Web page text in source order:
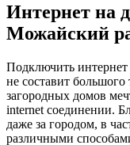
Интернет на
Можайский
Подключить
не составит
загородных домов
internet соединении.
даже за городом, в
различными